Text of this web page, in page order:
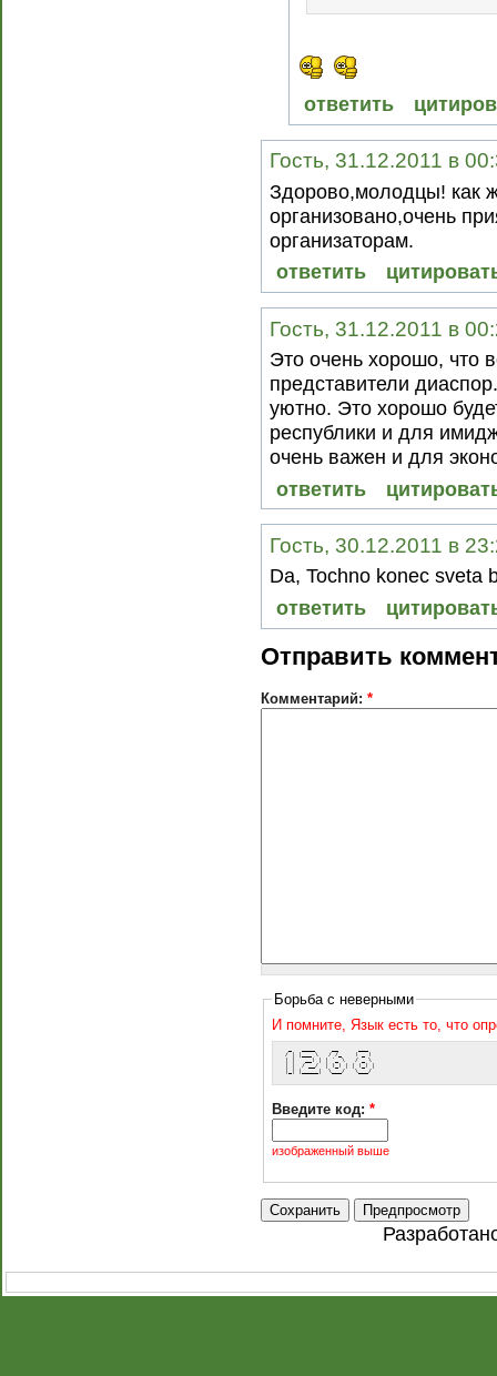
ответить
Гость, 31.12.2011 в
Здорово,молодцы! как
организовано,очень
организаторам.
ответить
Гость, 31.12.2011 в
Это очень хорошо, что
представители
уютно. Это хорошо
республики и для
очень важен и для
ответить
Гость, 30.12.2011 в
Da, Tochno konec sveta
ответить
Отправить
Комментарий: *
Борьба с неверными
И помните, Язык есть то, что
/ | |___ \   / /_    ( _ )
| |   __) | | '_ \   / _ \
| |  / __/  | (_) | | (_) |
|_| |_____|  \___/   \___/
Введите код: *
изображенный выше